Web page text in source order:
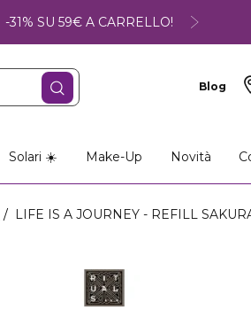
-31% SU 59€ A CARRELLO!
Blog
Solari ☀️ Make-Up Novità
LIFE IS A JOURNEY - REFILL